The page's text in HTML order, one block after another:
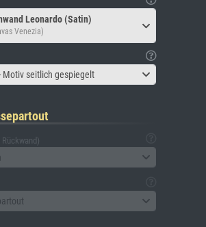
Leonardo (Satin)
Venezia)
Motiv seitlich gespiegelt